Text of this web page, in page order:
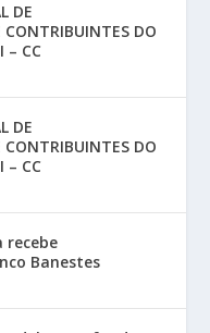
DE
CONTRIBUINTES DO
– CC
DE
CONTRIBUINTES DO
– CC
recebe
Banestes